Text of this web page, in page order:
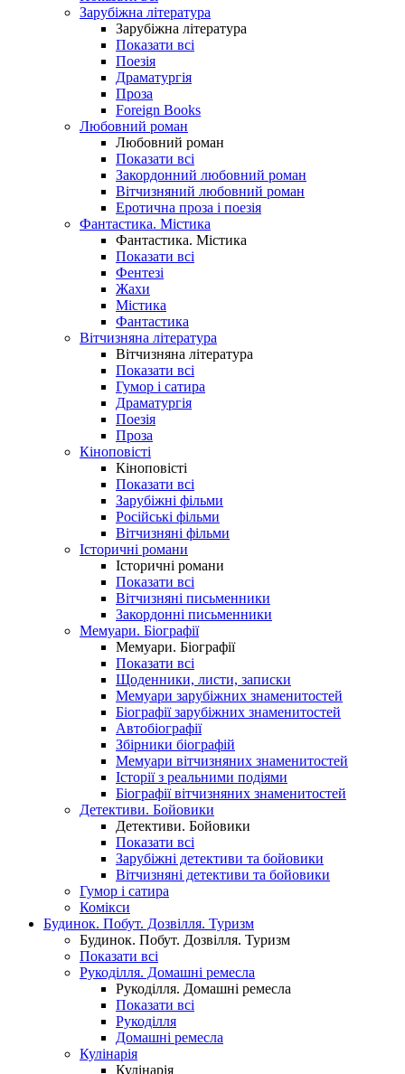
Зарубіжна література
Зарубіжна література
Показати всі
Поезія
Драматургія
Проза
Foreign Books
Любовний роман
Любовний роман
Показати всі
Закордонний любовний роман
Вітчизняний любовний роман
Еротична проза і поезія
Фантастика. Містика
Фантастика. Містика
Показати всі
Фентезі
Жахи
Містика
Фантастика
Вітчизняна література
Вітчизняна література
Показати всі
Гумор і сатира
Драматургія
Поезія
Проза
Кіноповісті
Кіноповісті
Показати всі
Зарубіжні фільми
Російські фільми
Вітчизняні фільми
Історичні романи
Історичні романи
Показати всі
Вітчизняні письменники
Закордонні письменники
Мемуари. Біографії
Мемуари. Біографії
Показати всі
Щоденники, листи, записки
Мемуари зарубіжних знаменитостей
Біографії зарубіжних знаменитостей
Автобіографії
Збірники біографій
Мемуари вітчизняних знаменитостей
Історії з реальними подіями
Біографії вітчизняних знаменитостей
Детективи. Бойовики
Детективи. Бойовики
Показати всі
Зарубіжні детективи та бойовики
Вітчизняні детективи та бойовики
Гумор і сатира
Комікси
Будинок. Побут. Дозвілля. Туризм
Будинок. Побут. Дозвілля. Туризм
Показати всі
Рукоділля. Домашні ремесла
Рукоділля. Домашні ремесла
Показати всі
Рукоділля
Домашні ремесла
Кулінарія
Кулінарія